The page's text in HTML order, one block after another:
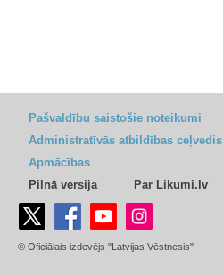
Pašvaldību saistošie noteikumi
Administratīvās atbildības ceļvedis
Apmācības
Pilnā versija
Par Likumi.lv
© Oficiālais izdevējs "Latvijas Vēstnesis"